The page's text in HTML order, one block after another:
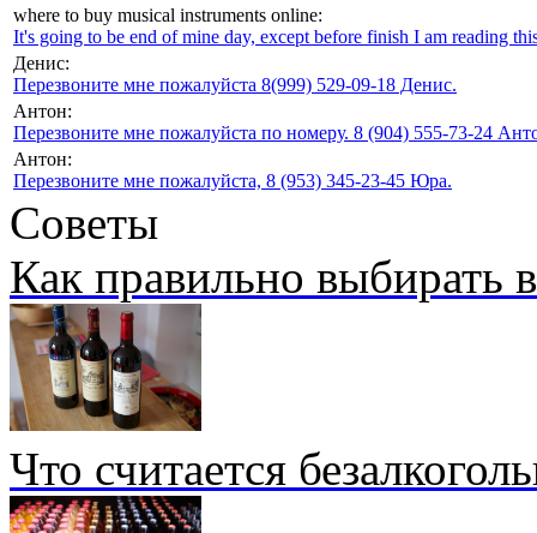
where to buy musical instruments online:
It's going to be end of mine day, except before finish I am reading
Денис:
Перезвоните мне пожалуйста 8(999) 529-09-18 Денис.
Антон:
Перезвоните мне пожалуйста по номеру. 8 (904) 555-73-24
Антон:
Перезвоните мне пожалуйста, 8 (953) 345-23-45 Юра.
Советы
Как правильно выбирать
Что считается